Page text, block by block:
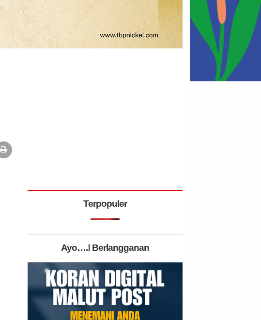
Terpopuler
Ayo….! Berlangganan